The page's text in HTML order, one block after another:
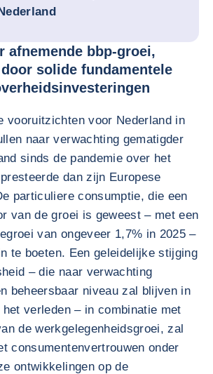
afnemende bbp-groei,
solide fundamentele
vooruitzichten voor Nederland in
naar verwachting gematigder
sinds de pandemie over het
dan zijn Europese
particuliere consumptie, die een
van de groei is geweest – met een
van ongeveer 1,7% in 2025 –
te boeten. Een geleidelijke stijging
– die naar verwachting
beheersbaar niveau zal blijven in
verleden – in combinatie met
de werkgelegenheidsgroei, zal
consumentenvertrouwen onder
ontwikkelingen op de